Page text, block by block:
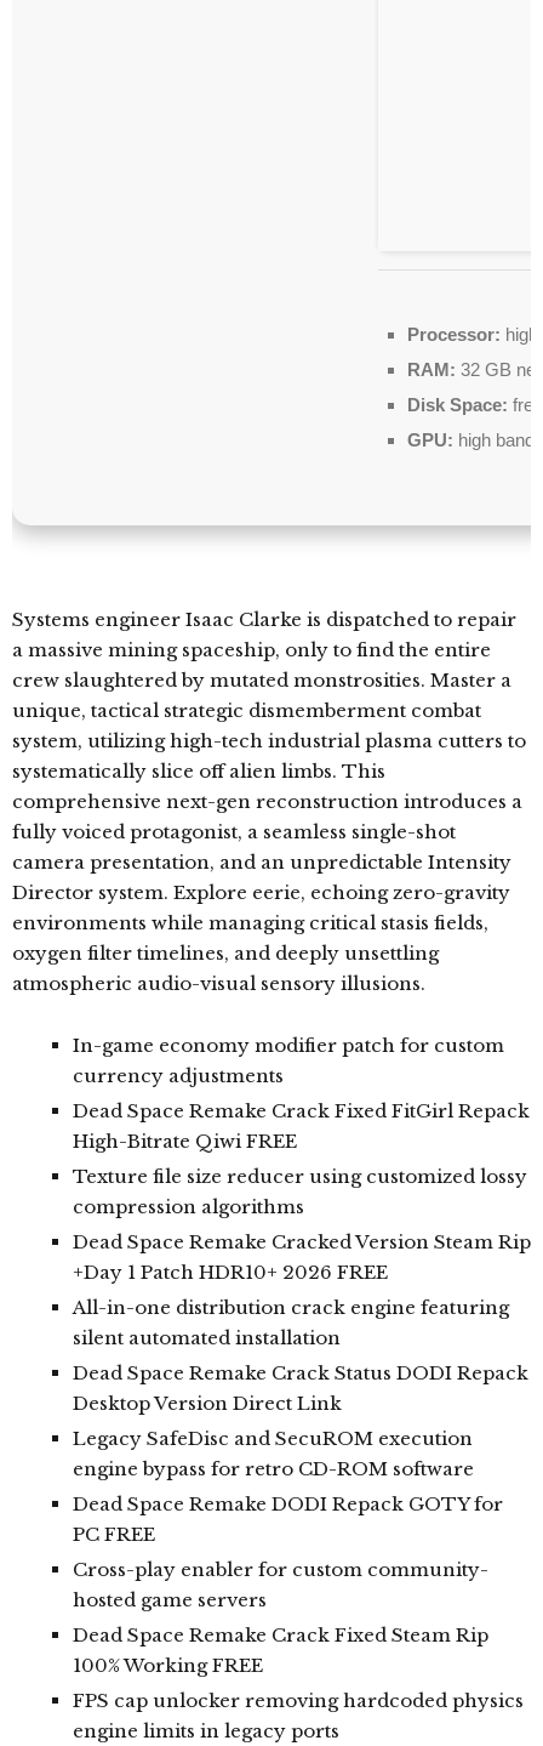
Processor: high
RAM: 32 GB
Disk Space:
GPU: high
Systems engineer Isaac Clarke is dispatched to repair
a massive mining spaceship, only to find the entire
crew slaughtered by mutated monstrosities. Master a
unique, tactical strategic dismemberment combat
system, utilizing high-tech industrial plasma cutters to
systematically slice off alien limbs. This
comprehensive next-gen reconstruction introduces a
fully voiced protagonist, a seamless single-shot
camera presentation, and an unpredictable Intensity
Director system. Explore eerie, echoing zero-gravity
environments while managing critical stasis fields,
oxygen filter timelines, and deeply unsettling
atmospheric audio-visual sensory illusions.
In-game economy modifier patch for custom
currency adjustments
Dead Space Remake Crack Fixed FitGirl Repack
High-Bitrate Qiwi FREE
Texture file size reducer using customized lossy
compression algorithms
Dead Space Remake Cracked Version Steam Rip
+Day 1 Patch HDR10+ 2026 FREE
All-in-one distribution crack engine featuring
silent automated installation
Dead Space Remake Crack Status DODI Repack
Desktop Version Direct Link
Legacy SafeDisc and SecuROM execution
engine bypass for retro CD-ROM software
Dead Space Remake DODI Repack GOTY for
PC FREE
Cross-play enabler for custom community-
hosted game servers
Dead Space Remake Crack Fixed Steam Rip
100% Working FREE
FPS cap unlocker removing hardcoded physics
engine limits in legacy ports